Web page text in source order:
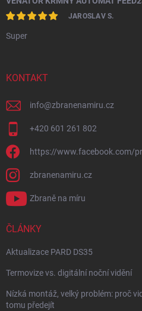
JAROSLAV S.
Super
KONTAKT
info@zbranenamiru.cz
+420 601 261 802
https://www.facebook.com/
zbranenamiru.cz
Zbraně na míru
ČLÁNKY
Aktualizace PARD DS35
Termovize vs. digitální noční vidění
Nízká montáž, velký problém: proč
tomu předejít